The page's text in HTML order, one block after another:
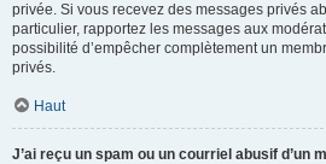
privée. Si vous recevez des messages privés
particulier, rapportez les messages aux
possibilité d’empêcher complètement un
privés.
Haut
J’ai reçu un spam ou un courriel abusif d’un